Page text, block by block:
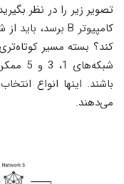
باشند. اینها انواع
می‌دهند.